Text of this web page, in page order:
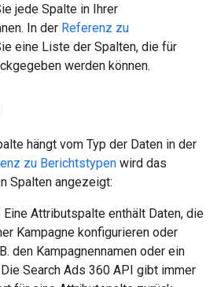
jede Spalte in Ihrer
In der Referenz zu
eine Liste der Spalten, die für
werden können.
hängt vom Typ der Daten in der
zu Berichtstypen wird das
Spalten angezeigt:
Eine Attributspalte enthält Daten, die
Kampagne konfigurieren oder
den Kampagnennamen oder ein
Search Ads 360 API gibt immer